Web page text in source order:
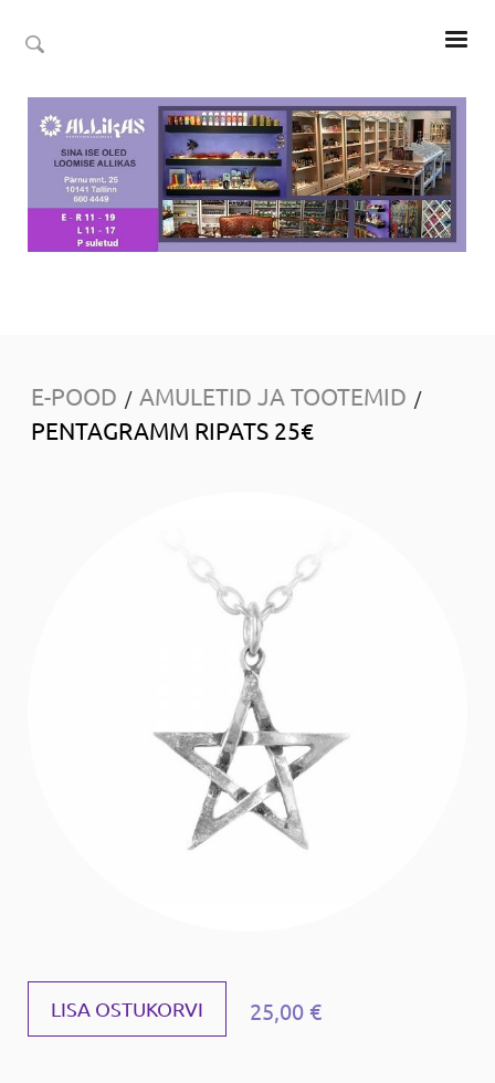
E-POOD / AMULETID JA TOOTEMID /
PENTAGRAMM RIPATS 25€
LISA OSTUKORVI 25,00 €